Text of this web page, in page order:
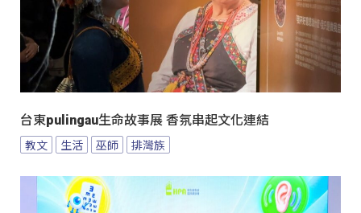
台東pulingau生命故事展 香氛串起文化連結
教文 生活 巫師 排灣族